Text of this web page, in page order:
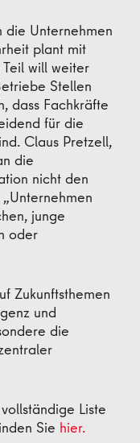
die Unternehmen
plant mit
will weiter
Stellen
dass Fachkräfte
für die
Claus Pretzell,
die
nicht den
junge
oder
Zukunftsthemen
und
die
Liste
Sie hier.